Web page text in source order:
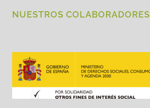
NUESTROS COLABORADORES